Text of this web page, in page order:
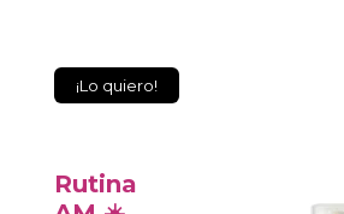
¡Lo quiero!
Rutina